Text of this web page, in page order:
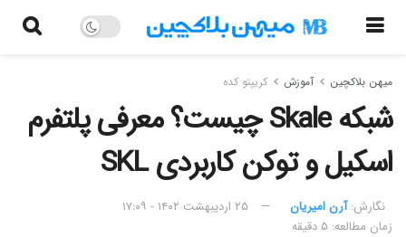
میهن بلاکچین آموزش کریپتو کده
شبکه Skale چیست؟ معرفی پلتفرم
اسکیل و توکن کاربردی SKL
نگارش:‌ آرن امیریان
۲۵ اردیبهشت ۱۴۰۲ - ۱۷:۰۹
زمان مطالعه: ۵ دقیقه